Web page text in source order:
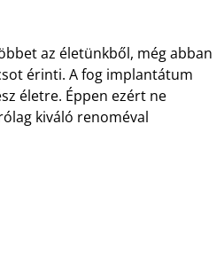
az életünkből, még abban
érinti. A fog implantátum
életre. Éppen ezért ne
kiváló renoméval